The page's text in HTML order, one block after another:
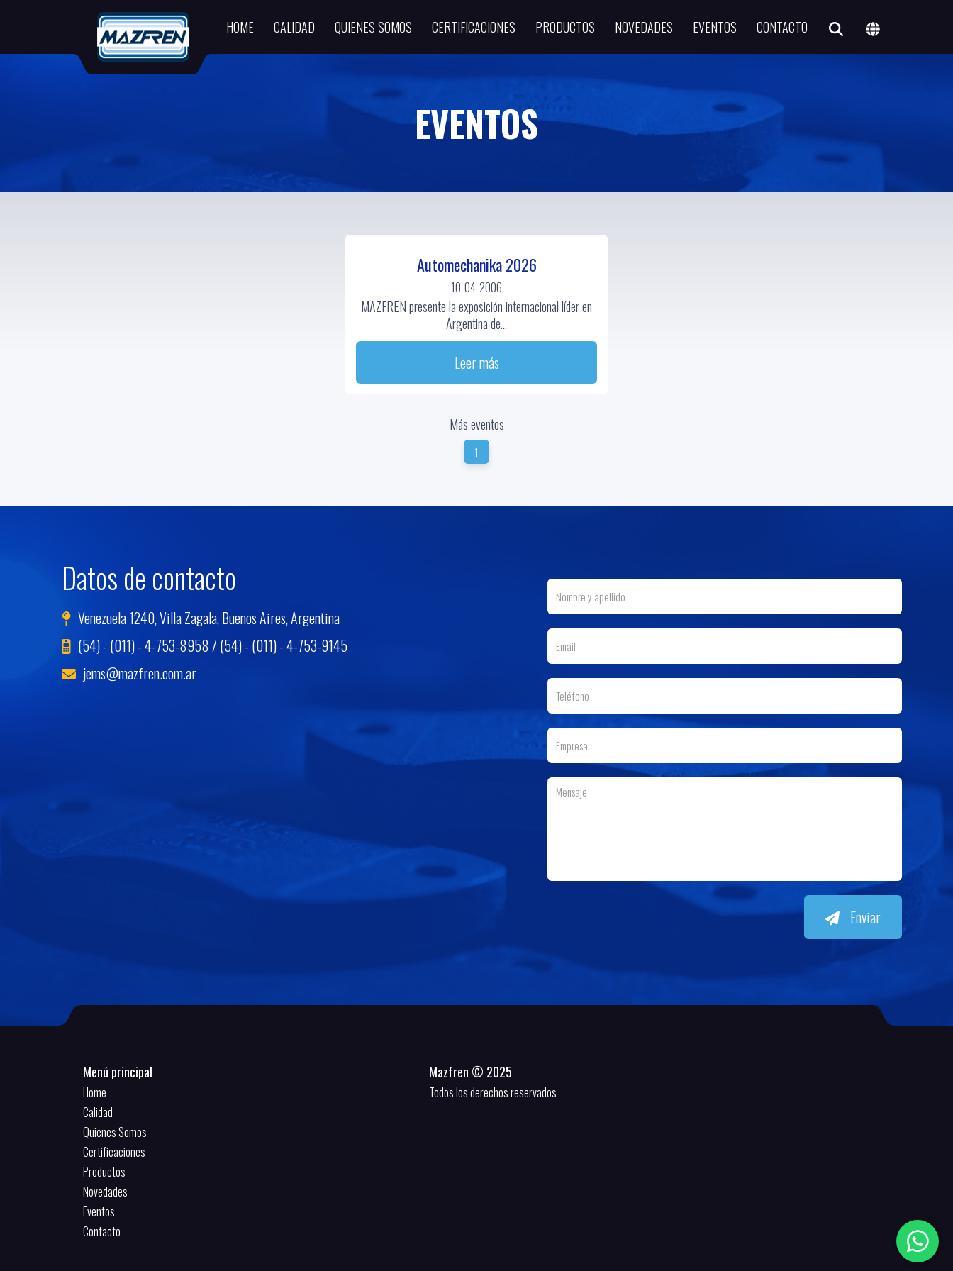
HOME CALIDAD QUIENES SOMOS CERTIFICACIONES PRODUCTOS NOVEDADES EVENTOS CONTACTO
EVENTOS
Automechanika 2026
10-04-2006
MAZFREN presente la exposición internacional líder en
Argentina de...
Leer más
Más eventos
1
Datos de contacto
Venezuela 1240, Villa Zagala, Buenos Aires, Argentina
(54) - (011) - 4-753-8958 / (54) - (011) - 4-753-9145
jems@mazfren.com.ar
Enviar
Menú principal
Home
Calidad
Quienes Somos
Certificaciones
Productos
Novedades
Eventos
Contacto
Mazfren © 2025
Todos los derechos reservados